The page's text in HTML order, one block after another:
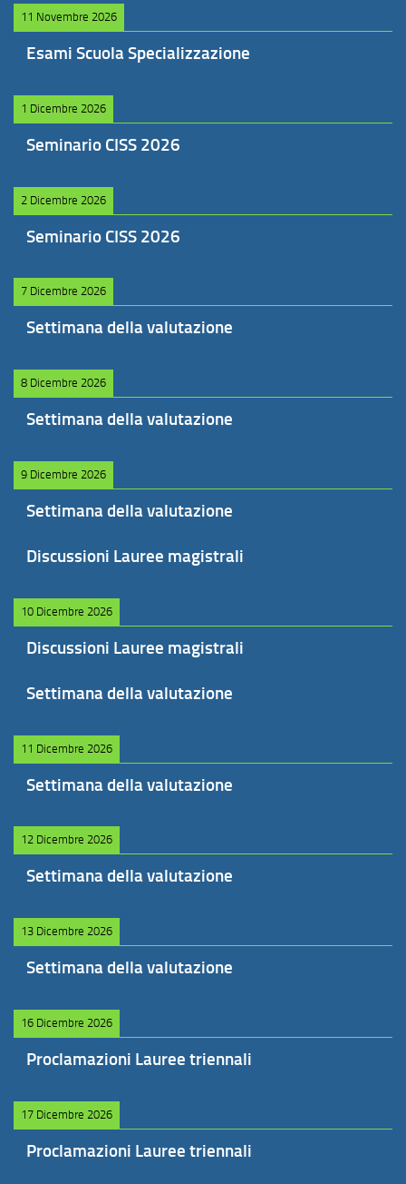
11 Novembre 2026
Esami Scuola Specializzazione
1 Dicembre 2026
Seminario CISS 2026
2 Dicembre 2026
Seminario CISS 2026
7 Dicembre 2026
Settimana della valutazione
8 Dicembre 2026
Settimana della valutazione
9 Dicembre 2026
Settimana della valutazione
Discussioni Lauree magistrali
10 Dicembre 2026
Discussioni Lauree magistrali
Settimana della valutazione
11 Dicembre 2026
Settimana della valutazione
12 Dicembre 2026
Settimana della valutazione
13 Dicembre 2026
Settimana della valutazione
16 Dicembre 2026
Proclamazioni Lauree triennali
17 Dicembre 2026
Proclamazioni Lauree triennali